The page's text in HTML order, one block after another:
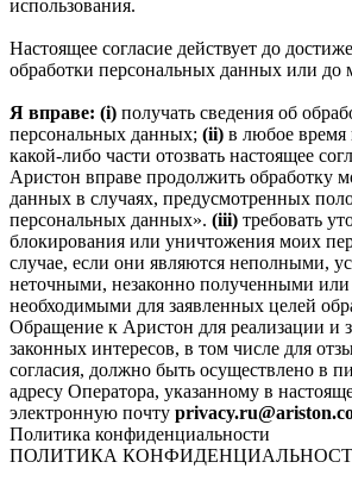
использования.
Настоящее согласие действует до
обработки персональных данных или до
Я вправе: (i) получать сведения об
персональных данных; (ii) в любое
какой-либо части отозвать настоящее
Аристон вправе продолжить обработку
данных в случаях, предусмотренных
персональных данных». (iii) требовать
блокирования или уничтожения моих
случае, если они являются неполными,
неточными, незаконно полученными или
необходимыми для заявленных целей
Обращение к Аристон для реализации и
законных интересов, в том числе для
согласия, должно быть осуществлено в
адресу Оператора, указанному в
электронную почту
Политика конфиденциальности
ПОЛИТИКА